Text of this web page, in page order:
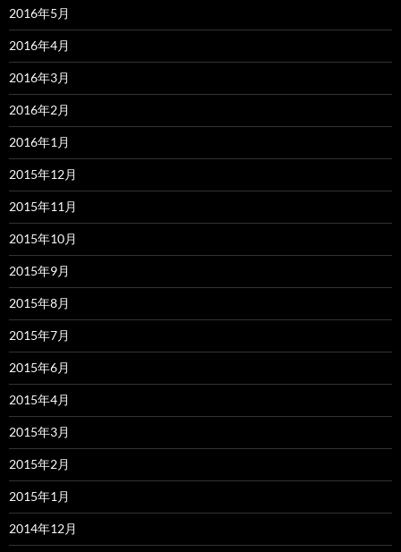
2016年5月
2016年4月
2016年3月
2016年2月
2016年1月
2015年12月
2015年11月
2015年10月
2015年9月
2015年8月
2015年7月
2015年6月
2015年4月
2015年3月
2015年2月
2015年1月
2014年12月